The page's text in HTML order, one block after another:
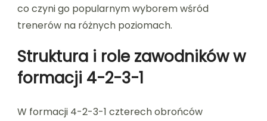
co czyni go popularnym wyborem wśród
trenerów na różnych poziomach.
Struktura i role zawodników w
formacji 4-2-3-1
W formacji 4-2-3-1 czterech obrońców